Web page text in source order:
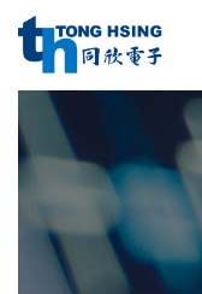
同
欣
電
子
工